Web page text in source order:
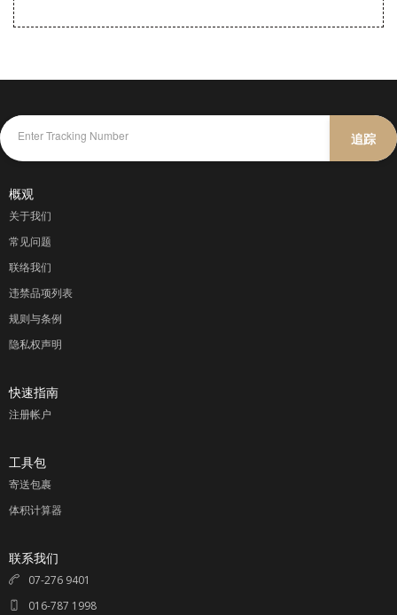
追踪
概观
关于我们
常见问题
联络我们
违禁品项列表
规则与条例
隐私权声明
快速指南
注册帐户
工具包
寄送包裹
体积计算器
联系我们
07-276 9401
016-787 1998